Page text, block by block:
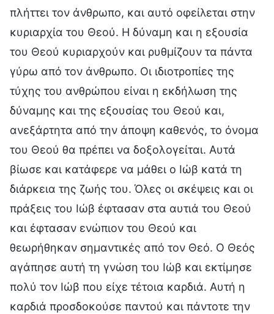
πλήττει τον άνθρωπο, και αυτό οφείλεται στην
κυριαρχία του Θεού. Η δύναμη και η εξουσία
του Θεού κυριαρχούν και ρυθμίζουν τα πάντα
γύρω από τον άνθρωπο. Οι ιδιοτροπίες της
τύχης του ανθρώπου είναι η εκδήλωση της
δύναμης και της εξουσίας του Θεού και,
ανεξάρτητα από την άποψη καθενός, το όνομα
του Θεού θα πρέπει να δοξολογείται. Αυτά
βίωσε και κατάφερε να μάθει ο Ιώβ κατά τη
διάρκεια της ζωής του. Όλες οι σκέψεις και οι
πράξεις του Ιώβ έφτασαν στα αυτιά του Θεού
και έφτασαν ενώπιον του Θεού και
θεωρήθηκαν σημαντικές από τον Θεό. Ο Θεός
αγάπησε αυτή τη γνώση του Ιώβ και εκτίμησε
πολύ τον Ιώβ που είχε τέτοια καρδιά. Αυτή η
καρδιά προσδοκούσε παντού και πάντοτε την